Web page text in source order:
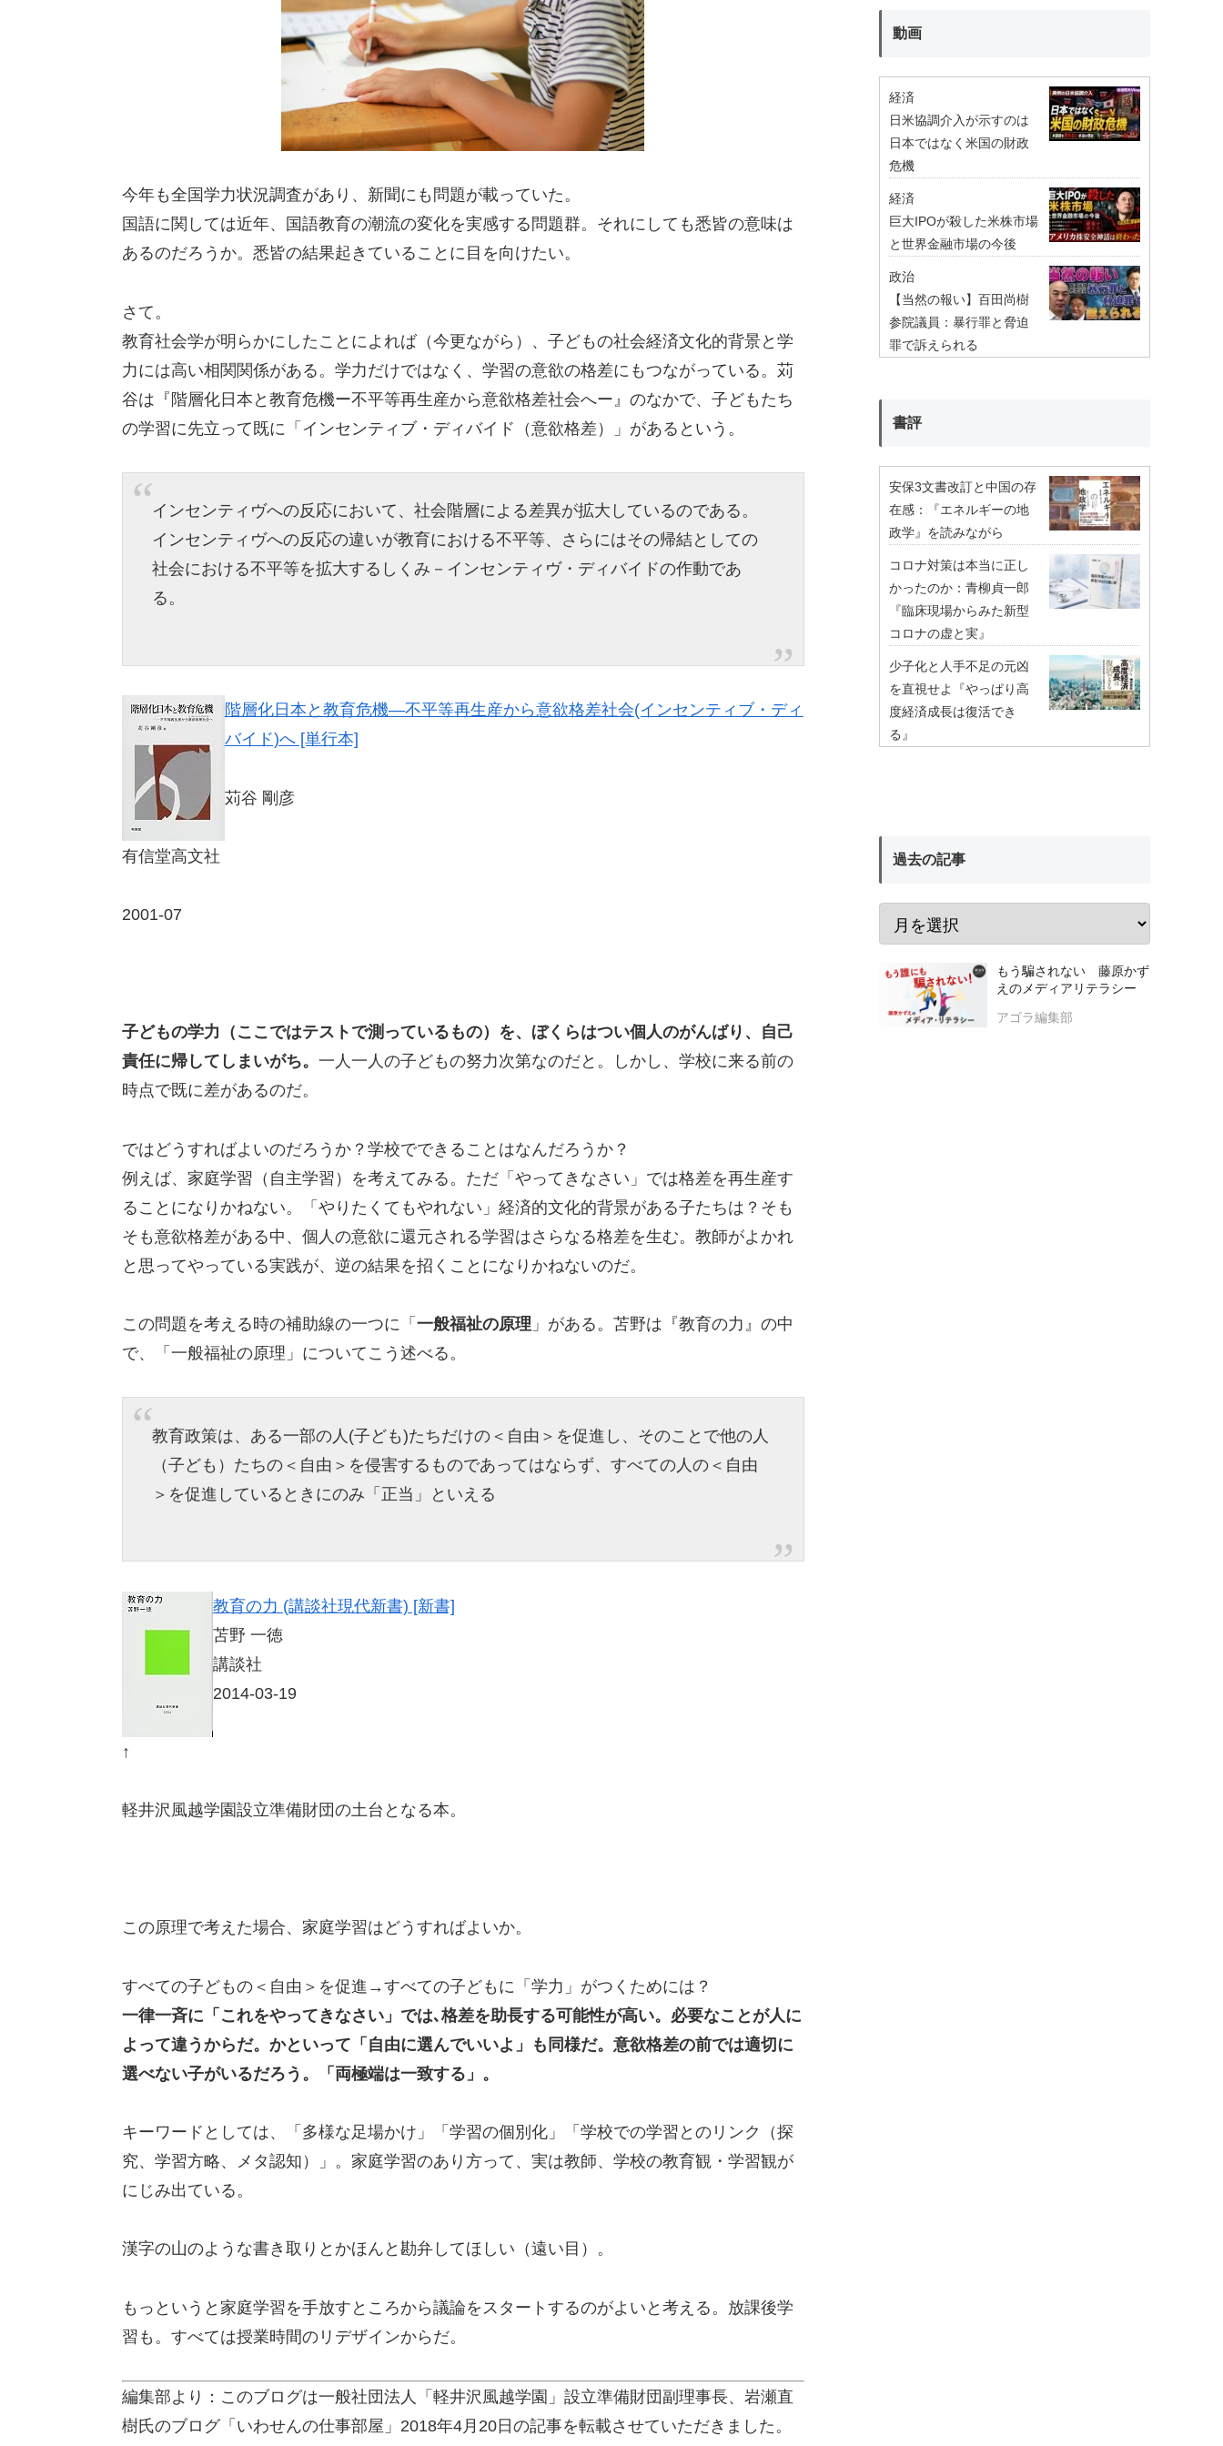
今年も全国学力状況調査があり、新聞にも問題が載っていた。
国語に関しては近年、国語教育の潮流の変化を実感する問題群。それにしても悉皆の意味は
あるのだろうか。悉皆の結果起きていることに目を向けたい。
さて。
教育社会学が明らかにしたことによれば（今更ながら）、子どもの社会経済文化的背景と学
力には高い相関関係がある。学力だけではなく、学習の意欲の格差にもつながっている。苅
谷は『階層化日本と教育危機ー不平等再生産から意欲格差社会へー』のなかで、子どもたち
の学習に先立って既に「インセンティブ・ディバイド（意欲格差）」があるという。
インセンティヴへの反応において、社会階層による差異が拡大しているのである。
インセンティヴへの反応の違いが教育における不平等、さらにはその帰結としての
社会における不平等を拡大するしくみ－インセンティヴ・ディバイドの作動であ
る。
階層化日本と教育危機―不平等再生産から意欲格差社会(インセンティブ・ディ
バイド)へ [単行本]
苅谷 剛彦
有信堂高文社
2001-07
子どもの学力（ここではテストで測っているもの）を、ぼくらはつい個人のがんばり、自己
責任に帰してしまいがち。 一人一人の子どもの努力次第なのだと。しかし、学校に来る前の
時点で既に差があるのだ。
ではどうすればよいのだろうか？学校でできることはなんだろうか？
例えば、家庭学習（自主学習）を考えてみる。ただ「やってきなさい」では格差を再生産す
ることになりかねない。「やりたくてもやれない」経済的文化的背景がある子たちは？そも
そも意欲格差がある中、個人の意欲に還元される学習はさらなる格差を生む。教師がよかれ
と思ってやっている実践が、逆の結果を招くことになりかねないのだ。
この問題を考える時の補助線の一つに「 一般福祉の原理 」がある。苫野は『教育の力』の中
で、「一般福祉の原理」についてこう述べる。
教育政策は、ある一部の人(子ども)たちだけの＜自由＞を促進し、そのことで他の人
（子ども）たちの＜自由＞を侵害するものであってはならず、すべての人の＜自由
＞を促進しているときにのみ「正当」といえる
教育の力 (講談社現代新書) [新書]
苫野 一徳
講談社
2014-03-19
↑
軽井沢風越学園設立準備財団の土台となる本。
この原理で考えた場合、家庭学習はどうすればよいか。
すべての子どもの＜自由＞を促進→すべての子どもに「学力」がつくためには？
一律一斉に「これをやってきなさい」では､格差を助長する可能性が高い。必要なことが人に
よって違うからだ。かといって「自由に選んでいいよ」も同様だ。意欲格差の前では適切に
選べない子がいるだろう。
「両極端は一致する」。
キーワードとしては、「多様な足場かけ」「学習の個別化」「学校での学習とのリンク（探
究、学習方略、メタ認知）」。家庭学習のあり方って、実は教師、学校の教育観・学習観が
にじみ出ている。
漢字の山のような書き取りとかほんと勘弁してほしい（遠い目）。
もっというと家庭学習を手放すところから議論をスタートするのがよいと考える。放課後学
習も。すべては授業時間のリデザインからだ。
編集部より：このブログは一般社団法人「軽井沢風越学園」設立準備財団副理事長、岩瀬直
樹氏のブログ「いわせんの仕事部屋」2018年4月20日の記事を転載させていただきました。
動画
経済
日米協調介入が示すのは
日本ではなく米国の財政
危機
経済
巨大IPOが殺した米株市場
と世界金融市場の今後
政治
【当然の報い】百田尚樹
参院議員：暴行罪と脅迫
罪で訴えられる
書評
安保3文書改訂と中国の存
在感：『エネルギーの地
政学』を読みながら
コロナ対策は本当に正し
かったのか：青柳貞一郎
『臨床現場からみた新型
コロナの虚と実』
少子化と人手不足の元凶
を直視せよ『やっぱり高
度経済成長は復活でき
る』
過去の記事
もう騙されない 藤原かず
えのメディアリテラシー
アゴラ編集部